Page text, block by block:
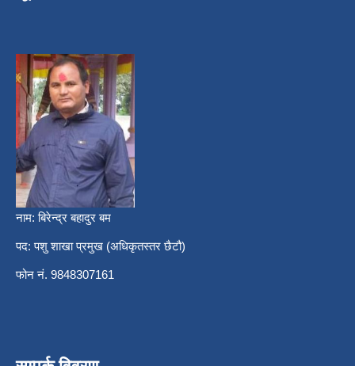
नाम: बिरेन्द्र बहादुर बम
पद: पशु शाखा प्रमुख (अधिकृतस्तर छैटौ)
फोन नं. 9848307161